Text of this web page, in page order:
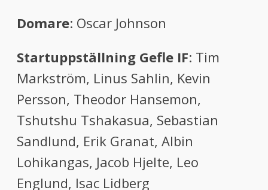
Domare: Oscar Johnson
Startuppställning Gefle IF: Tim
Markström, Linus Sahlin, Kevin
Persson, Theodor Hansemon,
Tshutshu Tshakasua, Sebastian
Sandlund, Erik Granat, Albin
Lohikangas, Jacob Hjelte, Leo
Englund, Isac Lidberg